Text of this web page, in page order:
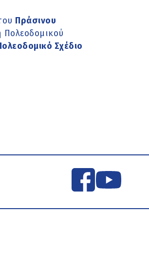
Πράσινου
Πολεοδομικού
Σχέδιο